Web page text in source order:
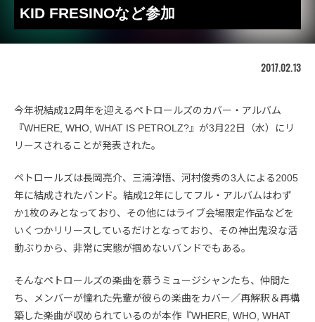
KID FRESINOなど参加
2017.02.13
今年祝結成12周年を迎えるペトロールズのカバー・アルバム
『WHERE, WHO, WHAT IS PETROLZ?』が3月22日（水）にリ
リースされることが発表された。
ペトロールズは長岡亮介、三浦淳悟、河村俊秀の3人による2005
年に結成されたバンド。結成12年にしてフル・アルバムはわず
か1枚のみとなっており、その他にはライブ会場限定作品などを
いくつかリリースしているだけとなっており、その神出鬼没な活
動ぶりから、非常に実態が掴めないバンドでもある。
そんなペトロールズの楽曲を慕うミュージシャンたち、仲間た
ち、メンバーが憧れた先輩が彼らの楽曲をカバー／再解釈＆再構
築した楽曲が収められているのが本作『WHERE, WHO, WHAT